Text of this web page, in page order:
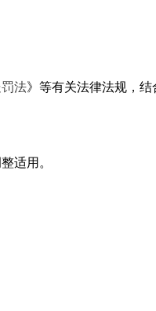
法》等有关法律法规，
适用。